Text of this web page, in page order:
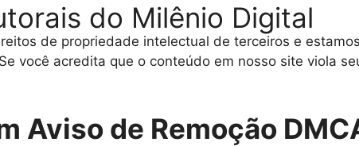
do Milênio Digital
de propriedade intelectual de terceiros e
você acredita que o conteúdo em nosso site viola
Aviso de Remoção